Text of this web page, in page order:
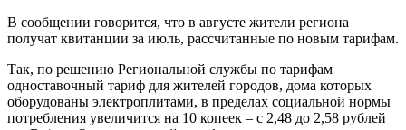
В сообщении говорится, что в августе жители региона
получат квитанции за июль, рассчитанные по новым тарифам.
Так, по решению Региональной службы по тарифам
одноставочный тариф для жителей городов, дома которых
оборудованы электроплитами, в пределах социальной нормы
потребления увеличится на 10 копеек – с 2,48 до 2,58 рублей